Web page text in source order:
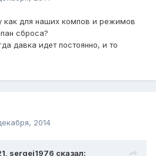
как для наших компов и режимов
сброса?
давка идет постоянно, и то
2014
sergej1976 сказал: